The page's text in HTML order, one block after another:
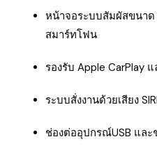
หน้าจอระบบสัมผัสขนาด
สมาร์ทโฟน
รองรับ Apple CarPlay
ระบบสั่งงานด้วยเสียง
ช่องต่ออุปกรณ์USB และ